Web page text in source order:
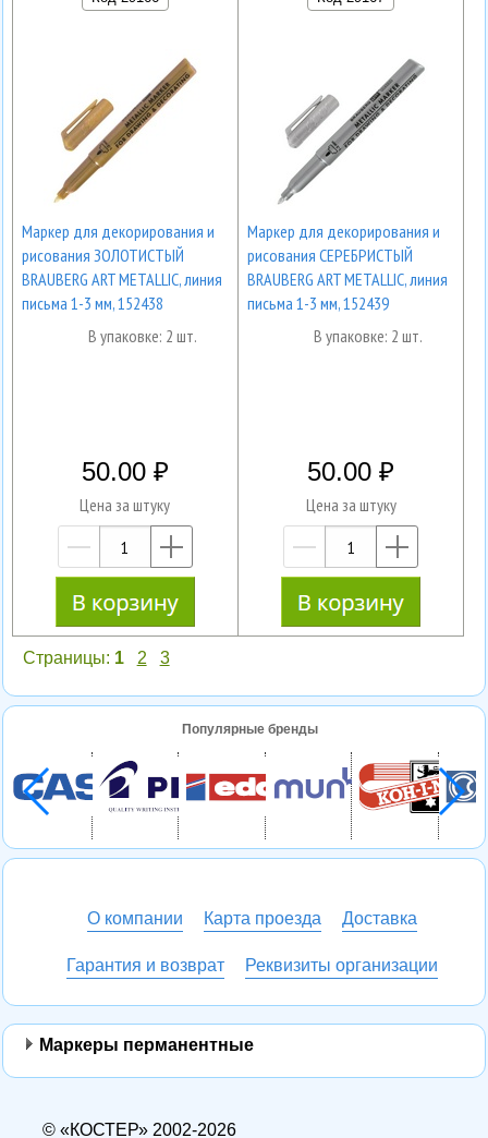
Маркеры перманентные
Маркер для декорирования и
рисования ЗОЛОТИСТЫЙ
BRAUBERG ART METALLIC, линия
письма 1-3 мм, 152438
В упаковке: 2 шт.
50.00
Цена за штуку
—
Маркер для декорирования и
рисования СЕРЕБРИСТЫЙ
BRAUBERG ART METALLIC, линия
письма 1-3 мм, 152439
В упаковке: 2 шт.
50.00
Цена за штуку
—
Страницы: 1 2 3
Популярные бренды
О компании Карта проезда Доставка
Гарантия и возврат Реквизиты организации
© «КОСТЕР» 2002-2026